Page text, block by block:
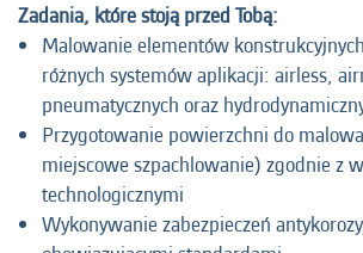
Zadania, które stoją przed Tobą:
Malowanie elementów
różnych systemów aplikacji: airless,
pneumatycznych oraz
Przygotowanie powierzchni do
miejscowe szpachlowanie) zgodnie z
technologicznymi
Wykonywanie zabezpieczeń